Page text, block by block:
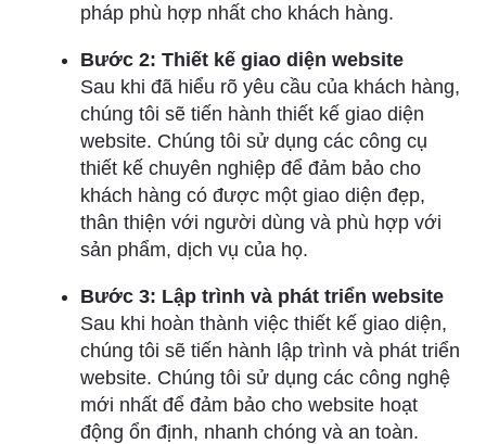
pháp phù hợp nhất cho khách hàng.
Bước 2: Thiết kế giao diện website
Sau khi đã hiểu rõ yêu cầu của khách hàng,
chúng tôi sẽ tiến hành thiết kế giao diện
website. Chúng tôi sử dụng các công cụ
thiết kế chuyên nghiệp để đảm bảo cho
khách hàng có được một giao diện đẹp,
thân thiện với người dùng và phù hợp với
sản phẩm, dịch vụ của họ.
Bước 3: Lập trình và phát triển website
Sau khi hoàn thành việc thiết kế giao diện,
chúng tôi sẽ tiến hành lập trình và phát triển
website. Chúng tôi sử dụng các công nghệ
mới nhất để đảm bảo cho website hoạt
động ổn định, nhanh chóng và an toàn.